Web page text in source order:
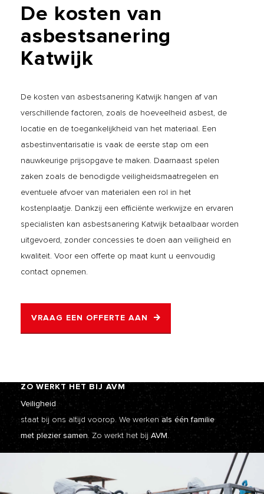
De kosten van
asbestsanering
Katwijk
De kosten van asbestsanering Katwijk hangen af van
verschillende factoren, zoals de hoeveelheid asbest, de
locatie en de toegankelijkheid van het materiaal. Een
asbestinventarisatie is vaak de eerste stap om een
nauwkeurige prijsopgave te maken. Daarnaast spelen
zaken zoals de benodigde veiligheidsmaatregelen en
eventuele afvoer van materialen een rol in het
kostenplaatje. Dankzij een efficiënte werkwijze en ervaren
specialisten kan asbestsanering Katwijk betaalbaar worden
uitgevoerd, zonder concessies te doen aan veiligheid en
kwaliteit. Voor een offerte op maat kunt u eenvoudig
contact opnemen.
VRAAG EEN OFFERTE AAN
ZO WERKT HET BIJ AVM
Veiligheid
staat bij ons altijd voorop. We werken als één familie
met plezier samen. Zo werkt het bij AVM.